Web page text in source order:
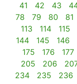
41
42 43
78
79 80 81
113
114 115
144
145 146
175
176 177
205
206
234
235 236